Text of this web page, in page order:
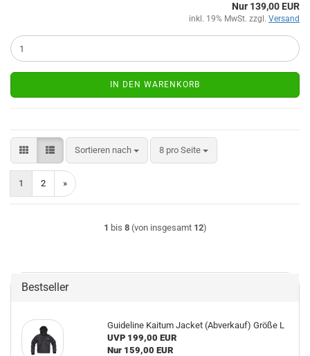
Nur 139,00 EUR
inkl. 19% MwSt. zzgl. Versand
IN DEN WARENKORB
Sortieren nach
Sortieren nach 8 pro Seite
pro Seite
1 2 »
1 bis 8(von insgesamt 12)
Bestseller
Guideline Kaitum Jacket (Abverkauf) Größe L
UVP 199,00 EUR
Nur 159,00 EUR